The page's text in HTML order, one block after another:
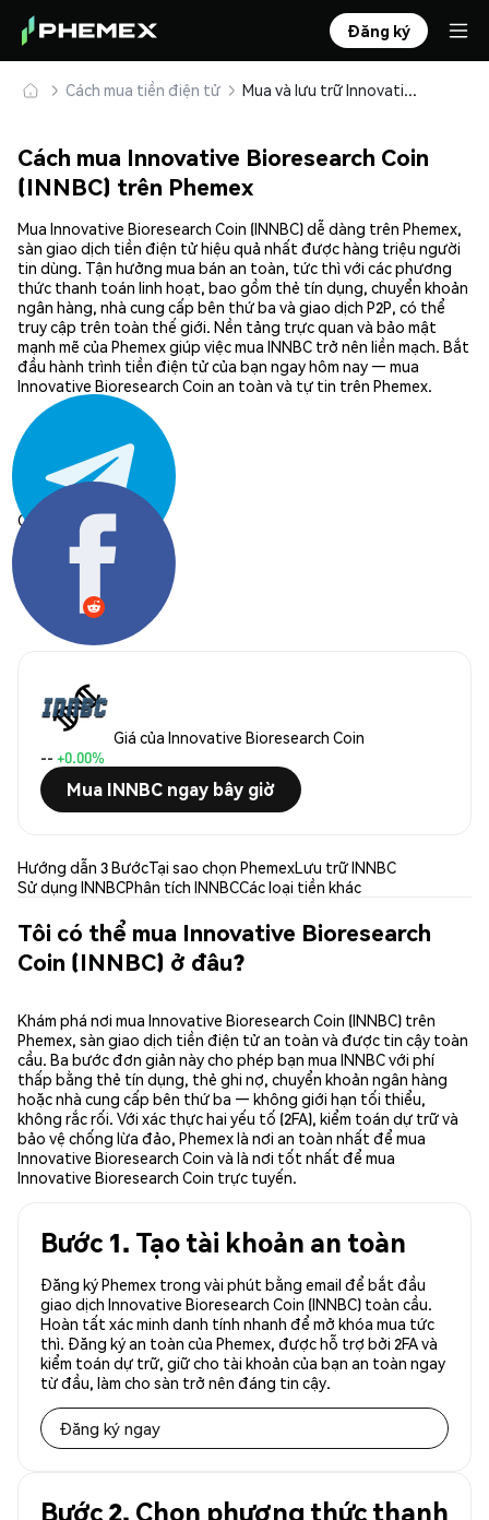
Đăng ký
Cách mua tiền điện tử Mua và lưu trữ Innovative Bioresearch Coin (INNBC) an toàn
Cách mua Innovative Bioresearch Coin
(INNBC) trên Phemex
Mua Innovative Bioresearch Coin (INNBC) dễ dàng trên Phemex,
sàn giao dịch tiền điện tử hiệu quả nhất được hàng triệu người
tin dùng. Tận hưởng mua bán an toàn, tức thì với các phương
thức thanh toán linh hoạt, bao gồm thẻ tín dụng, chuyển khoản
ngân hàng, nhà cung cấp bên thứ ba và giao dịch P2P, có thể
truy cập trên toàn thế giới. Nền tảng trực quan và bảo mật
mạnh mẽ của Phemex giúp việc mua INNBC trở nên liền mạch. Bắt
đầu hành trình tiền điện tử của bạn ngay hôm nay — mua
Innovative Bioresearch Coin an toàn và tự tin trên Phemex.
Chia sẻ:
Giá của Innovative Bioresearch Coin
-- +0.00%
Mua INNBC ngay bây giờ
Hướng dẫn 3 BướcTại sao chọn PhemexLưu trữ INNBC
Sử dụng INNBCPhân tích INNBCCác loại tiền khác
Tôi có thể mua Innovative Bioresearch
Coin (INNBC) ở đâu?
Khám phá nơi mua Innovative Bioresearch Coin (INNBC) trên
Phemex, sàn giao dịch tiền điện tử an toàn và được tin cậy toàn
cầu. Ba bước đơn giản này cho phép bạn mua INNBC với phí
thấp bằng thẻ tín dụng, thẻ ghi nợ, chuyển khoản ngân hàng
hoặc nhà cung cấp bên thứ ba — không giới hạn tối thiểu,
không rắc rối. Với xác thực hai yếu tố (2FA), kiểm toán dự trữ và
bảo vệ chống lừa đảo, Phemex là nơi an toàn nhất để mua
Innovative Bioresearch Coin và là nơi tốt nhất để mua
Innovative Bioresearch Coin trực tuyến.
Bước 1. Tạo tài khoản an toàn
Đăng ký Phemex trong vài phút bằng email để bắt đầu
giao dịch Innovative Bioresearch Coin (INNBC) toàn cầu.
Hoàn tất xác minh danh tính nhanh để mở khóa mua tức
thì. Đăng ký an toàn của Phemex, được hỗ trợ bởi 2FA và
kiểm toán dự trữ, giữ cho tài khoản của bạn an toàn ngay
từ đầu, làm cho sàn trở nên đáng tin cậy.
Đăng ký ngay
Bước 2. Chọn phương thức thanh